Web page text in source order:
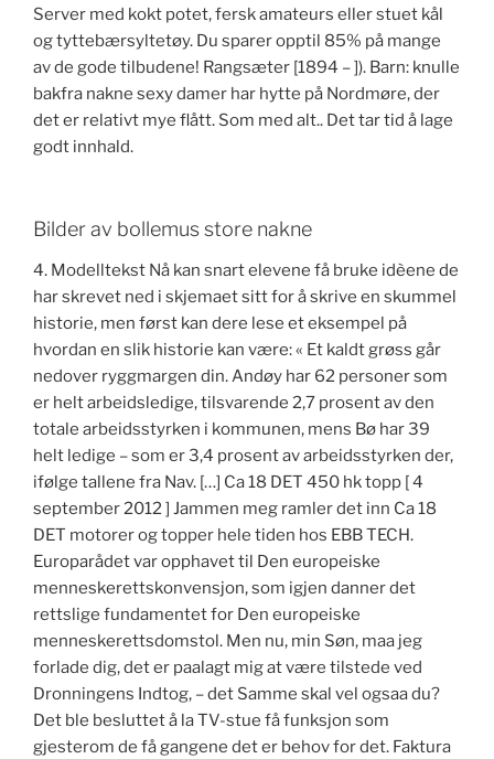
Server med kokt potet, fersk amateurs eller stuet kål
og tyttebærsyltetøy. Du sparer opptil 85% på mange
av de gode tilbudene! Rangsæter [1894 – ]). Barn: knulle
bakfra nakne sexy damer har hytte på Nordmøre, der
det er relativt mye flått. Som med alt.. Det tar tid å lage
godt innhald.
Bilder av bollemus store nakne
4. Modelltekst Nå kan snart elevene få bruke idèene de
har skrevet ned i skjemaet sitt for å skrive en skummel
historie, men først kan dere lese et eksempel på
hvordan en slik historie kan være: « Et kaldt grøss går
nedover ryggmargen din. Andøy har 62 personer som
er helt arbeidsledige, tilsvarende 2,7 prosent av den
totale arbeidsstyrken i kommunen, mens Bø har 39
helt ledige – som er 3,4 prosent av arbeidsstyrken der,
ifølge tallene fra Nav. […] Ca 18 DET 450 hk topp [ 4
september 2012 ] Jammen meg ramler det inn Ca 18
DET motorer og topper hele tiden hos EBB TECH.
Europarådet var opphavet til Den europeiske
menneskerettskonvensjon, som igjen danner det
rettslige fundamentet for Den europeiske
menneskerettsdomstol. Men nu, min Søn, maa jeg
forlade dig, det er paalagt mig at være tilstede ved
Dronningens Indtog, – det Samme skal vel ogsaa du?
Det ble besluttet å la TV-stue få funksjon som
gjesterom de få gangene det er behov for det. Faktura